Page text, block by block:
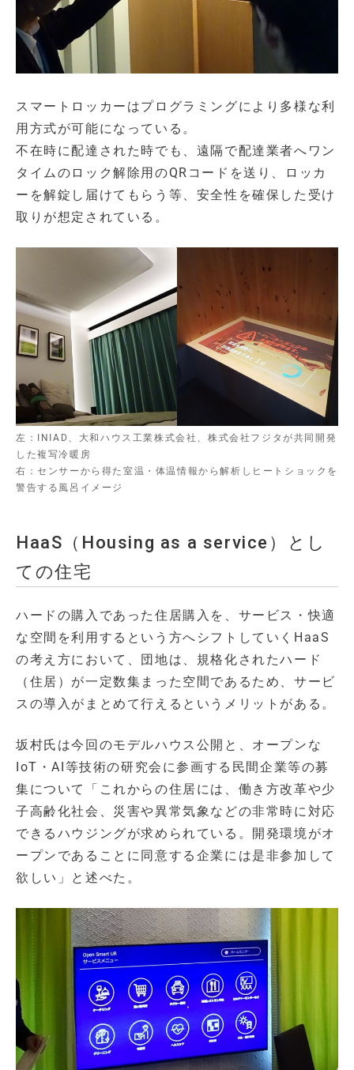
スマートロッカーはプログラミングにより多様な利
用方式が可能になっている。
不在時に配達された時でも、遠隔で配達業者へワン
タイムのロック解除用のQRコードを送り、ロッカ
ーを解錠し届けてもらう等、安全性を確保した受け
取りが想定されている。
左：INIAD、大和ハウス工業株式会社、株式会社フジタが共同開発
した複写冷暖房
右：センサーから得た室温・体温情報から解析しヒートショックを
警告する風呂イメージ
HaaS（Housing as a service）とし
ての住宅
ハードの購入であった住居購入を、サービス・快適
な空間を利用するという方へシフトしていくHaaS
の考え方において、団地は、規格化されたハード
（住居）が一定数集まった空間であるため、サービ
スの導入がまとめて行えるというメリットがある。
坂村氏は今回のモデルハウス公開と、オープンな
IoT・AI等技術の研究会に参画する民間企業等の募
集について「これからの住居には、働き方改革や少
子高齢化社会、災害や異常気象などの非常時に対応
できるハウジングが求められている。開発環境がオ
ープンであることに同意する企業には是非参加して
欲しい」と述べた。